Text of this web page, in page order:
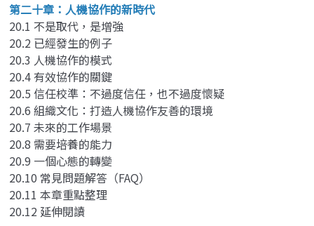
第二十章：人機協作的新時代
20.1 不是取代，是增強
20.2 已經發生的例子
20.3 人機協作的模式
20.4 有效協作的關鍵
20.5 信任校準：不過度信任，也不過度懷疑
20.6 組織文化：打造人機協作友善的環境
20.7 未來的工作場景
20.8 需要培養的能力
20.9 一個心態的轉變
20.10 常見問題解答（FAQ）
20.11 本章重點整理
20.12 延伸閱讀